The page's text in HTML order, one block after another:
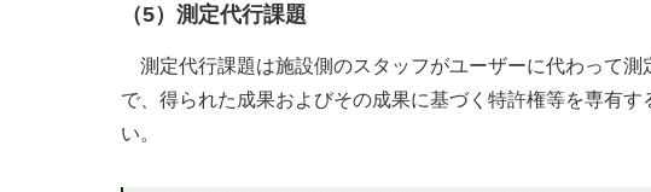
（5）測定代行課題
測定代行課題は施設側のスタッフがユーザーに代わって
で、得られた成果およびその成果に基づく特許権等を専有す
い。